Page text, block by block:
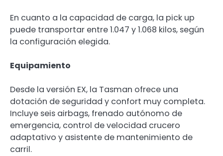
En cuanto a la capacidad de carga, la pick up
puede transportar entre 1.047 y 1.068 kilos, según
la configuración elegida.
Equipamiento
Desde la versión EX, la Tasman ofrece una
dotación de seguridad y confort muy completa.
Incluye seis airbags, frenado autónomo de
emergencia, control de velocidad crucero
adaptativo y asistente de mantenimiento de
carril.